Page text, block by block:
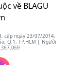
về BLAGU
cấp ngày 23/07/2014,
Q.1, TP.HCM | Người